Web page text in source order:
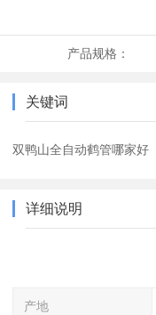
产品规格：
关键词
双鸭山全自动鹤管哪家好
详细说明
产地